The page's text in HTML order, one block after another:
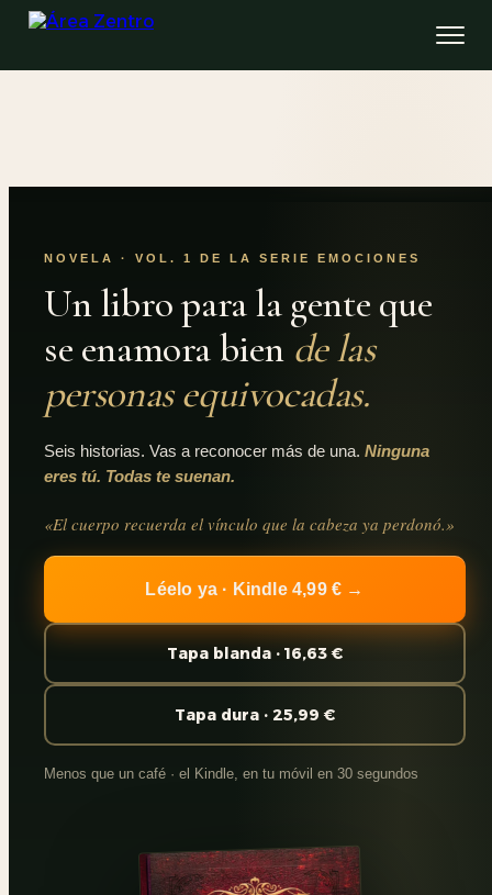
NOVELA · VOL. 1 DE LA SERIE EMOCIONES
Un libro para la gente que
se enamora bien de las
personas equivocadas.
Seis historias. Vas a reconocer más de una. Ninguna
eres tú. Todas te suenan.
«El cuerpo recuerda el vínculo que la cabeza ya perdonó.»
Léelo ya · Kindle 4,99 € →
Tapa blanda · 16,63 €
Tapa dura · 25,99 €
Menos que un café · el Kindle, en tu móvil en 30 segundos